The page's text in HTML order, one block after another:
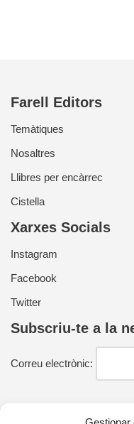
Farell Editors
Temàtiques
Nosaltres
Llibres per encàrrec
Cistella
Xarxes Socials
Instagram
Facebook
Twitter
Subscriu-te a la
Correu electrònic: